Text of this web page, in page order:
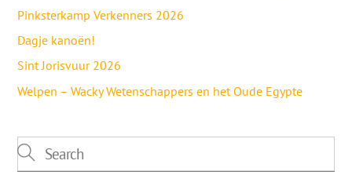
Pinksterkamp Verkenners 2026
Dagje kanoën!
Sint Jorisvuur 2026
Welpen – Wacky Wetenschappers en het Oude Egypte